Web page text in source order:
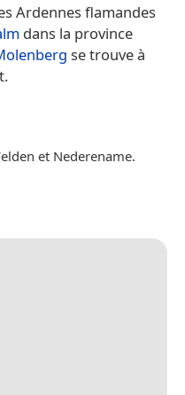
Ardennes flamandes
dans la province
se trouve à
et Nederename.